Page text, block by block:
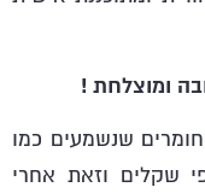
ומוצלחת !
שנשמעים כמו
שקלים וזאת אחרי